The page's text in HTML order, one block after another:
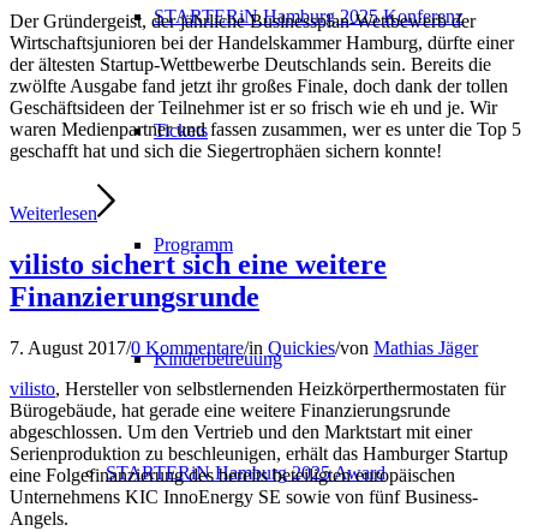
STARTERiN Hamburg 2025 Konferenz
Tickets
Programm
Kinderbetreuung
STARTERiN Hamburg 2025 Award
Der Gründergeist, der jährliche Businessplan-Wettbewerb der
Wirtschaftsjunioren bei der Handelskammer Hamburg, dürfte einer
der ältesten Startup-Wettbewerbe Deutschlands sein. Bereits die
zwölfte Ausgabe fand jetzt ihr großes Finale, doch dank der tollen
Geschäftsideen der Teilnehmer ist er so frisch wie eh und je. Wir
waren Medienpartner und fassen zusammen, wer es unter die Top 5
geschafft hat und sich die Siegertrophäen sichern konnte!
Weiterlesen
vilisto sichert sich eine weitere
Finanzierungsrunde
7. August 2017/0 Kommentare/in Quickies/von Mathias Jäger
vilisto, Hersteller von selbstlernenden Heizkörperthermostaten für
Bürogebäude, hat gerade eine weitere Finanzierungsrunde
abgeschlossen. Um den Vertrieb und den Marktstart mit einer
Serienproduktion zu beschleunigen, erhält das Hamburger Startup
eine Folgefinanzierung des bereits beteiligten europäischen
Unternehmens KIC InnoEnergy SE sowie von fünf Business-
Angels.